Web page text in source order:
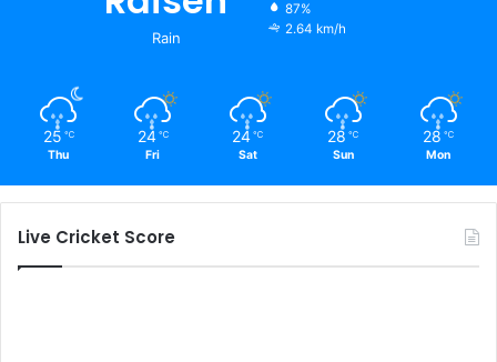
Rain
87%
2.64 km/h
25 ℃
Thu
24 ℃
Fri
24 ℃
Sat
28 ℃
Sun
28 ℃
Mon
Live Cricket Score